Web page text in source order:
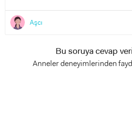
Aşcı
Bu soruya cevap
Anneler deneyimlerinden